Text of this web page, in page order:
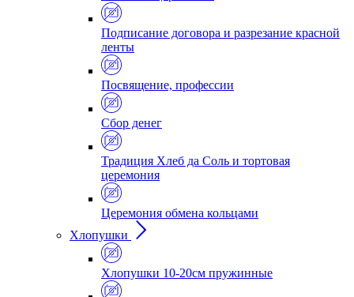
Подписание договора и разрезание красной
ленты
Посвящение, профессии
Сбор денег
Традиция Хлеб да Соль и тортовая
церемония
Церемония обмена кольцами
Хлопушки
Хлопушки 10-20см пружинные